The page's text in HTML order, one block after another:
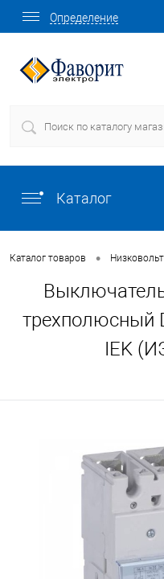
Определение
Каталог
Каталог товаров •
трехполюсный
IEK